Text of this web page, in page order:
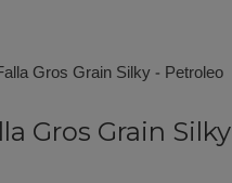
Gros Grain Silky - Petroleo
Gros Grain